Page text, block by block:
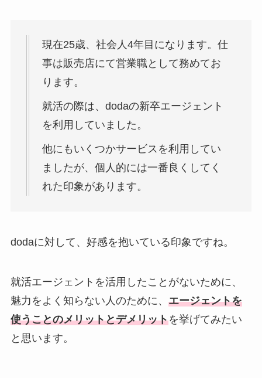
現在25歳、社会人4年目になります。仕
事は販売店にて営業職として務めてお
ります。
就活の際は、dodaの新卒エージェント
を利用していました。
他にもいくつかサービスを利用してい
ましたが、個人的には一番良くしてく
れた印象があります。
dodaに対して、好感を抱いている印象ですね。
就活エージェントを活用したことがないために、
魅力をよく知らない人のために、 エージェントを
使うことのメリットとデメリットを挙げてみたい
と思います。